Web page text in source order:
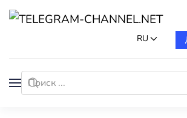
RU